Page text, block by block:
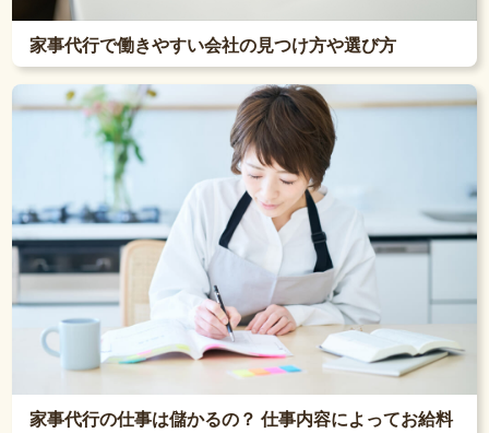
家事代行で働きやすい会社の見つけ方や選び方
家事代行の仕事は儲かるの？ 仕事内容によってお給料